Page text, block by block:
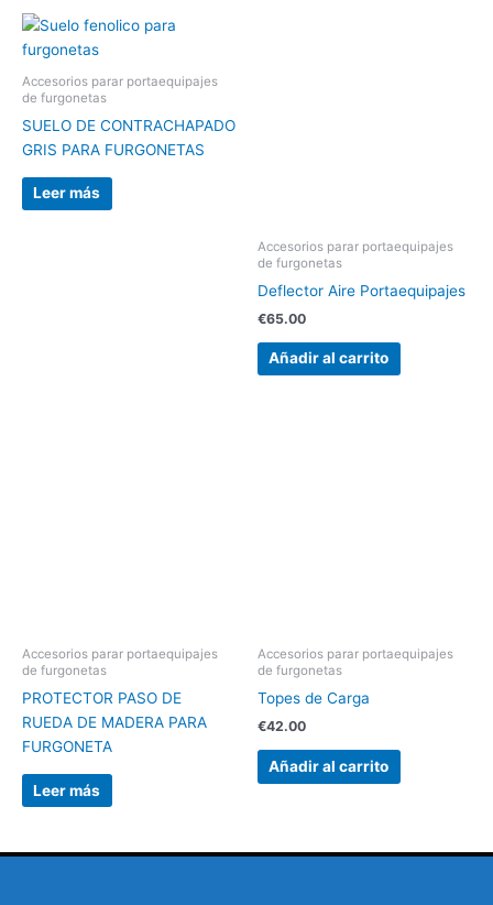
Accesorios parar portaequipajes
de furgonetas
SUELO DE CONTRACHAPADO
GRIS PARA FURGONETAS
Leer más
Accesorios parar portaequipajes
de furgonetas
Deflector Aire Portaequipajes
€65.00
Añadir al carrito
Accesorios parar portaequipajes
de furgonetas
PROTECTOR PASO DE
RUEDA DE MADERA PARA
FURGONETA
Leer más
Accesorios parar portaequipajes
de furgonetas
Topes de Carga
€42.00
Añadir al carrito